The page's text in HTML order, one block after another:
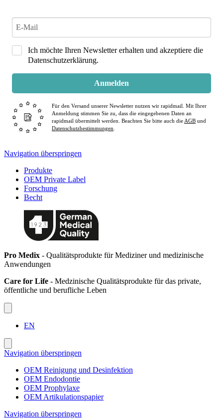
Ich möchte Ihren Newsletter erhalten und akzeptiere die
Datenschutzerklärung.
Anmelden
Für den Versand unserer Newsletter nutzen wir rapidmail. Mit Ihrer
Anmeldung stimmen Sie zu, dass die eingegebenen Daten an
rapidmail übermittelt werden. Beachten Sie bitte auch die AGB und
Datenschutzbestimmungen
Navigation überspringen
Produkte
OEM Private Label
Forschung
Becht
Pro Medix - Qualitätsprodukte für Mediziner und medizinische
Anwendungen
Care for Life - Medzinische Qualitätsprodukte für das private,
öffentliche und berufliche Leben
EN
Navigation überspringen
OEM Reinigung und Desinfektion
OEM Endodontie
OEM Prophylaxe
OEM Artikulationspapier
Navigation überspringen